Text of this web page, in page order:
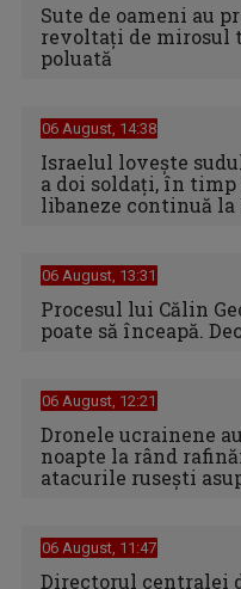
Sute de oameni au
revoltați de mirosul
poluată
06 August, 14:38
Israelul loveşte
a doi soldaţi, în
libaneze continuă la
06 August, 13:31
Procesul lui Călin
poate să înceapă.
06 August, 12:21
Dronele ucrainene
noapte la rând
atacurile rusești
06 August, 11:47
Directorul centralei